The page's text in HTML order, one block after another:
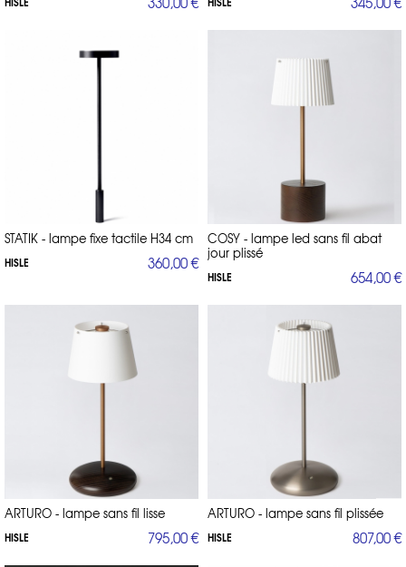
STATIK - lampe fixe tactile H34 cm
HISLE 360,00 €
COSY - lampe led sans fil abat
jour plissé
HISLE 654,00 €
ARTURO - lampe sans fil lisse
HISLE 795,00 €
ARTURO - lampe sans fil plissée
HISLE 807,00 €